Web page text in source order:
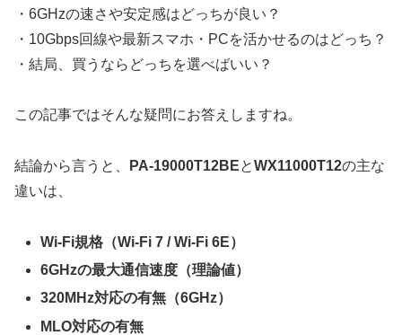
・6GHzの速さや安定感はどっちが良い？
・10Gbps回線や最新スマホ・PCを活かせるのはどっち？
・結局、買うならどっちを選べばいい？
この記事ではそんな疑問にお答えしますね。
結論から言うと、 PA-19000T12BEとWX11000T12の主な
違いは、
Wi-Fi規格（Wi-Fi 7 / Wi-Fi 6E）
6GHzの最大通信速度（理論値）
320MHz対応の有無（6GHz）
MLO対応の有無